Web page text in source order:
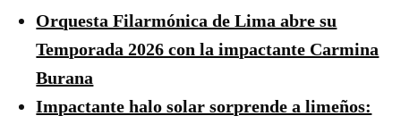
Orquesta Filarmónica de Lima abre su
Temporada 2026 con la impactante Carmina
Burana
Impactante halo solar sorprende a limeños: